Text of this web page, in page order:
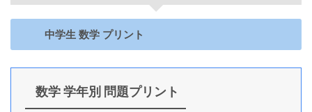
中学生 数学 プリント
数学 学年別 問題プリント